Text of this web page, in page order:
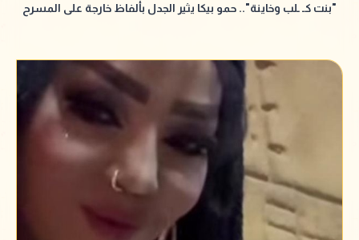
"بنت كـ ـلب وخاينة".. حمو بيكا يثير الجدل بألفاظ خارجة على المسرح